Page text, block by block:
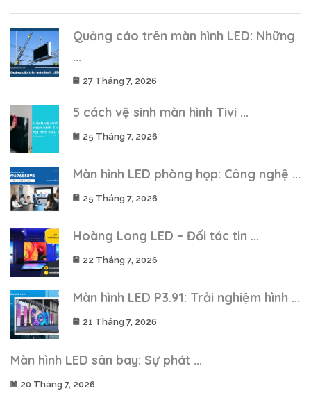
Quảng cáo trên màn hình LED: Những
...
27 Tháng 7, 2026
5 cách vệ sinh màn hình Tivi ...
25 Tháng 7, 2026
Màn hình LED phòng họp: Công nghệ ...
25 Tháng 7, 2026
Hoàng Long LED – Đối tác tin ...
22 Tháng 7, 2026
Màn hình LED P3.91: Trải nghiệm hình ...
21 Tháng 7, 2026
Màn hình LED sân bay: Sự phát ...
20 Tháng 7, 2026